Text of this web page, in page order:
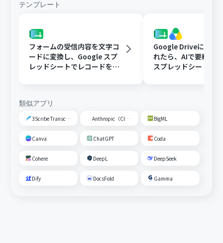
テンプレート
フォームの受信内容を文字コ
ードに変換し、Google スプ
レッドシートでレコードを追
Google Driveに文書
れたら、AIで要約し
スプレッドシートの
類似アプリ
3Scribe Transcription Anthropic（Claude） BigML
Canva ChatGPT Coda
Cohere DeepL DeepSeek
Dify DocsFold Gamma